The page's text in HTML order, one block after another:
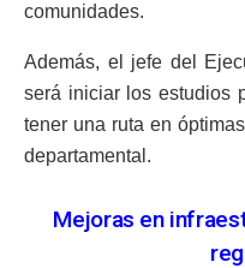
comunidades.
Además, el jefe del
será iniciar los estudios
tener una ruta en
departamental.
Mejoras en